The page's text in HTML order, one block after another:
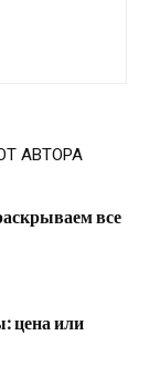
АВТОРА
все
цена или